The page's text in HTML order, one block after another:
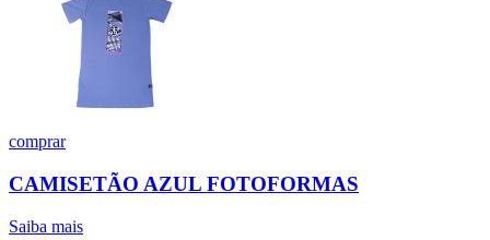
comprar
CAMISETÃO AZUL FOTOFORMAS
Saiba mais